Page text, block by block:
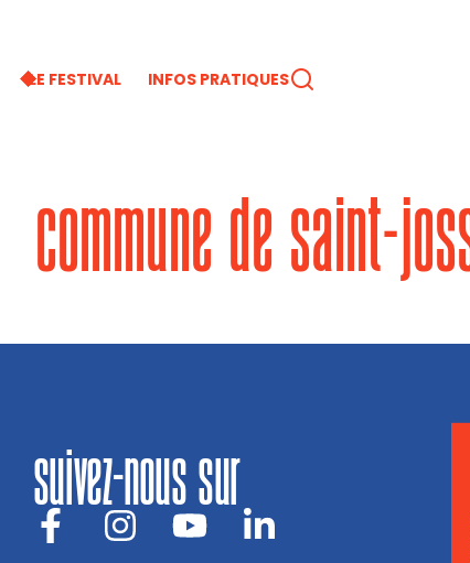
LE FESTIVAL INFOS PRATIQUES
commune de saint-
suivez-nous sur